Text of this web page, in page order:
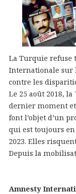
La Turquie refuse
Internationale sur
contre les
Le 25 août 2018,
dernier moment
font l’objet d’un
qui est toujours
2023. Elles
Depuis la
Amnesty